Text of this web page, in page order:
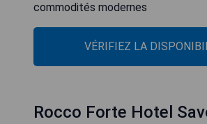
commodités modernes
VÉRIFIEZ LA
Rocco Forte Hotel